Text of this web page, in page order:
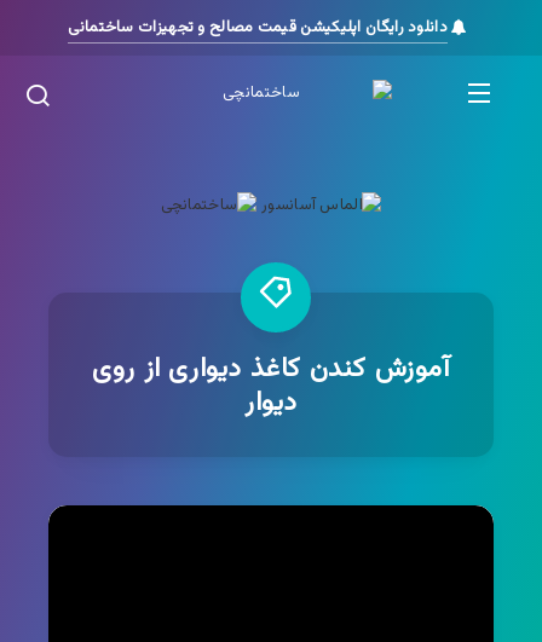
دانلود رایگان اپلیکیشن قیمت مصالح و تجهیزات ساختمانی
آموزش کندن کاغذ دیواری از روی
دیوار